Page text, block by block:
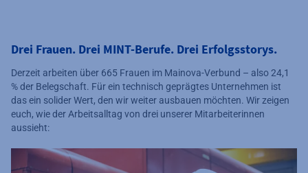
Drei Frauen. Drei MINT-Berufe. Drei Erfolgsstorys.
Derzeit arbeiten über 665 Frauen im Mainova-Verbund – also 24,1
% der Belegschaft. Für ein technisch geprägtes Unternehmen ist
das ein solider Wert, den wir weiter ausbauen möchten. Wir zeigen
euch, wie der Arbeitsalltag von drei unserer Mitarbeiterinnen
aussieht: